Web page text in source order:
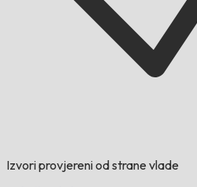
Izvori provjereni od strane vlade